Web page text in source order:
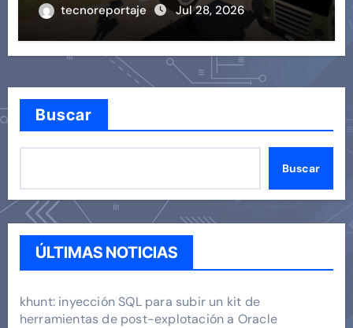
tecnoreportaje Jul 28, 2026
Buscar
Buscar
ÚLTIMAS NOTICIAS
khunt: inyección SQL para subir un kit de
herramientas de post-explotación a Oracle